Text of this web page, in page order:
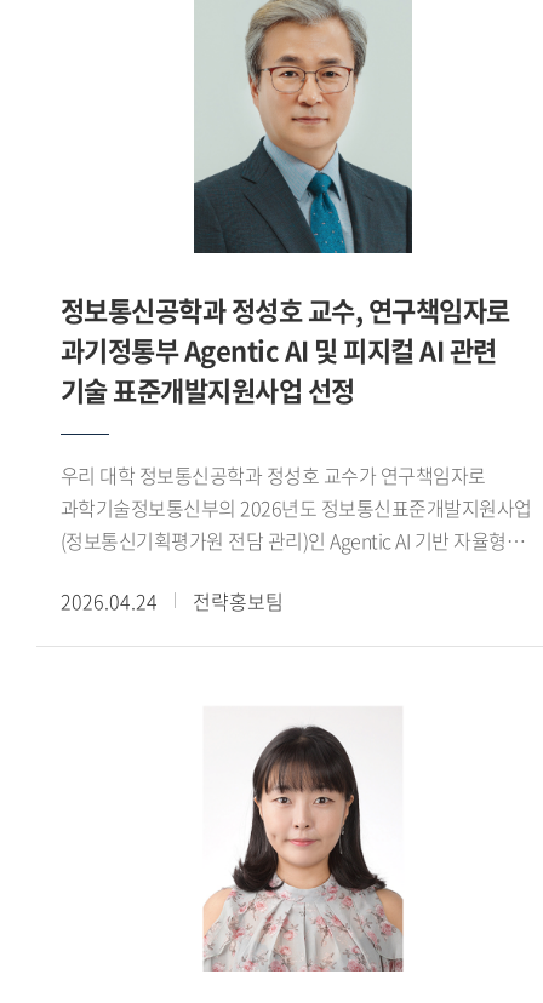
관련 저 역서와 논문을 집필했습니다. 대표적인 저서로는
텍스트언어학사. 연대기학에서 메타히스토리오그라피로 , 조신
박사(서강대)와 공동저술한 텍스트중심 번역학 등이 있습니다.
2024년 6월에는 한국연구재단 중견연구자에 선정돼 10년간
연구지원을 받게 됐고, 연구 테마는 언어철학사입니다. 이를
발판으로 매해 5편 정도의 언어철학 분야의 연구발표를 해왔고,
2025년 12월에 그간 발표한 언어철학사 관련 연구논문들의
인정받았다는 사실에 매우 기뻤습니다. 또 그동안 꾸준히
진행해 온 언어철학 연구가 의미 있게 평가받았다는 점에서 큰
격려가 되었습니다. - 교육부장관 표창을 수상한 연구내용을
소개해 주십시오.이 연구는 서양 언어철학이 어디에서
시작되었는지 고대 철학자 헤라클레이토스의 언어관에서
찾으려는 시도입니다. 헤라클레이토스는 세계가 끊임없이
변화한다고 보았고, 그 변화 속에 질서를 부여하는 원리를
로고스(logos) 라고 불렀습니다. 저는 헤라클레이토스의
하나의 사상적 계보로 다시 읽어보는 작업을 진행했습니다.
영향은 무엇입니까? - 이번 수상은 연구를 마무리했다기보다
앞으로 더 깊이 탐구해야 할 과제가 남아 있음을 일깨워 준
계기가 됐습니다. 앞으로는 고대 그리스 철학자들의 언어
개념을 보다 체계적으로 정리하고, 이를 중세와 근대의 언어
사상과 연결하는 작업을 계속해 나갈 예정입니다. 특히 언어가
단순한 의사소통의 도구를 넘어 인간이 세계를 이해하고
해석하는 방식과 어떻게 연결되는지 장기적인 연구 주제로
삼고자 합니다. 매년 몇 편의 논문과 학술대회 발표를 통해
정보통신공학과 정성호 교수, 연구책임자로
과기정통부 Agentic AI 및 피지컬 AI 관련
기술 표준개발지원사업 선정
우리 대학 정보통신공학과 정성호 교수가 연구책임자로
과학기술정보통신부의 2026년도 정보통신표준개발지원사업
(정보통신기획평가원 전담 관리)인 Agentic AI 기반 자율형
주관연구개발기관(한국외대) 연구책임자(정성호)로 추진하게
표준전문연구실 과제는 올해 4월부터 2033년 12월까지 8년간
한국전자통신연구원(주관) 등과 함께 수행하며, 두 과제의 총
사업비는 약 69억 규모이다.Agentic AI 기반 자율형 네트워크
과제에서는 다중 AI Agent 시스템이 디바이스 엣지 클라우드를
포함하는 차세대 통신 네트워크 전 구간에서 자율적으로
환경을 인지하고, 추론 계획 실행 학습 협업하는 Agentic AI
기반 종단간 완전 자율형 네트워크 표준 기술을 개발한다.
피지컬 AI 표준전문연구실 과제에서는 국제표준화기구의
2026.04.24 전략홍보팀